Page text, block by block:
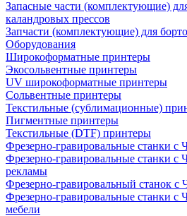
Запасные части (комплектующие)
каландровых прессов
Запчасти (комплектующие) для
Оборудования
Широкоформатные принтеры
Экосольвентные принтеры
UV широкоформатные принтеры
Сольвентные принтеры
Текстильные (сублимационные)
Пигментные принтеры
Текстильные (DTF) принтеры
Фрезерно-гравировальные станки с
Фрезерно-гравировальные станки с
рекламы
Фрезерно-гравировальный станок
Фрезерно-гравировальные станки с
мебели